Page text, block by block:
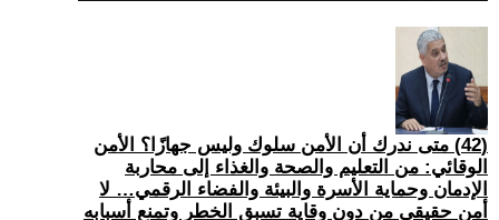
(42) متى ندرك أن الأمن سلوك وليس جهازًا؟ الأمن
الوقائي: من التعليم والصحة والغذاء إلى محاربة
الإدمان وحماية الأسرة والبيئة والفضاء الرقمي… لا
أمن حقيقي من دون وقاية تسبق الخطر وتمنع أسبابه